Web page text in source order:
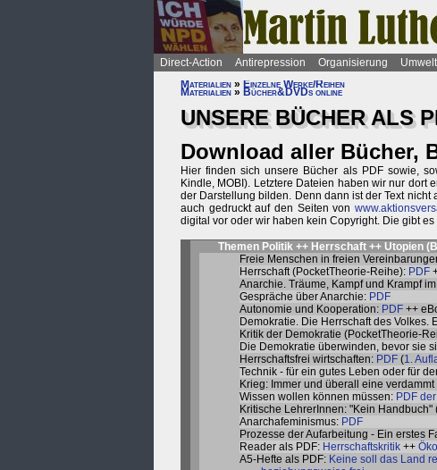
Direct-Action Antirepression Organisierung Umwelt
Materialien » Einzelne Werke/Reihen
Materialien » Bücher&DVDs online
UNSERE BÜCHER ALS
Download aller Bücher,
Hier finden sich unsere Bücher als PDF sowie,
Kindle, MOBI). Letztere Dateien haben wir nur dort
der Darstellung bilden. Denn dann ist der Text
auch gedruckt auf den Seiten von
digital vor oder wir haben kein Copyright. Die gibt
Themen Politik ++ Herrschaft ++ Utopien (
Freie Menschen in freien
Herrschaft (PocketTheorie-Reihe): PDF
Anarchie. Träume, Kampf und Krampf
Gespräche über Anarchie: PDF
Autonomie und Kooperation: PDF ++
Demokratie. Die Herrschaft des Volkes.
Kritik der Demokratie (PocketTheorie-
Die Demokratie überwinden, bevor sie
Herrschaftsfrei wirtschaften: PDF (1.
Technik - für ein gutes Leben oder für
Krieg: Immer und überall eine
Wissen wollen können müssen: PDF
Kritische LehrerInnen: "Kein Handbuch"
Anarchafeminismus: PDF
Prozesse der Aufarbeitung - Ein erstes
Reader als PDF: Herrschaftskritik ++
A5-Hefte als PDF: Keine soll das Land